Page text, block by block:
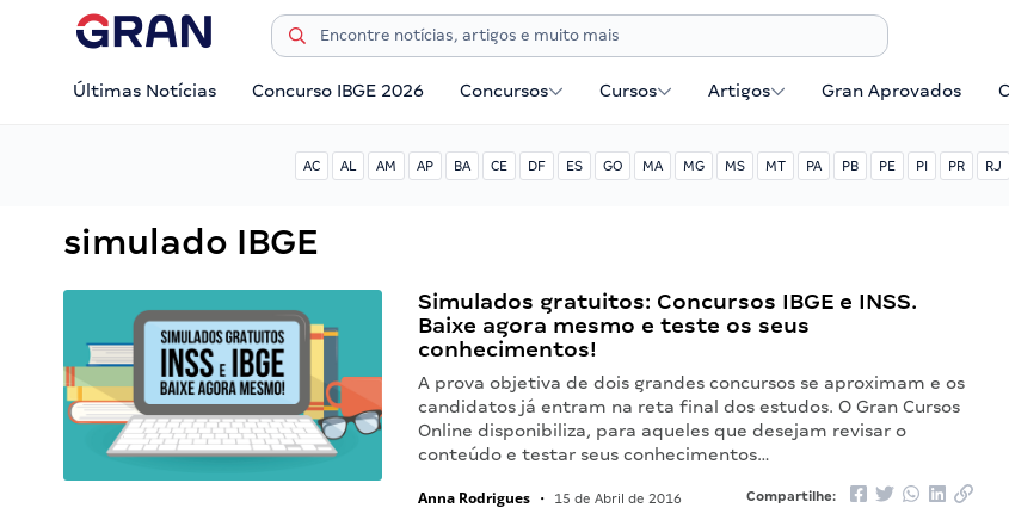
Últimas Notícias Concurso IBGE 2026 Concursos Cursos Artigos Gran Aprovados
AC AL AM AP BA CE DF ES GO MA MG MS MT PA PB PE PI PR RJ
simulado IBGE
Simulados gratuitos: Concursos IBGE e INSS.
Baixe agora mesmo e teste os seus
conhecimentos!
A prova objetiva de dois grandes concursos se aproximam e os
candidatos já entram na reta final dos estudos. O Gran Cursos
Online disponibiliza, para aqueles que desejam revisar o
conteúdo e testar seus conhecimentos…
Anna Rodrigues • 15 de Abril de 2016 Compartilhe: